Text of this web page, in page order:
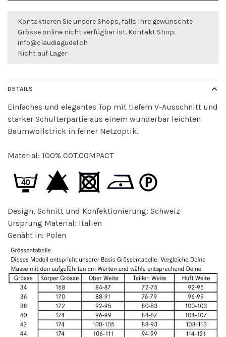
Kontaktieren Sie unsere Shops, falls Ihre gewünschte
Grösse online nicht verfügbar ist. Kontakt Shop:
info@claudiagudel.ch
Nicht auf Lager
DETAILS
Einfaches und elegantes Top mit tiefem V-Ausschnitt und
starker Schulterpartie aus einem wunderbar leichten
Baumwollstrick in feiner Netzoptik.
Material: 100% COT.COMPACT
Design, Schnitt und Konfektionierung: Schweiz
Ursprung Material: Italien
Genäht in: Polen